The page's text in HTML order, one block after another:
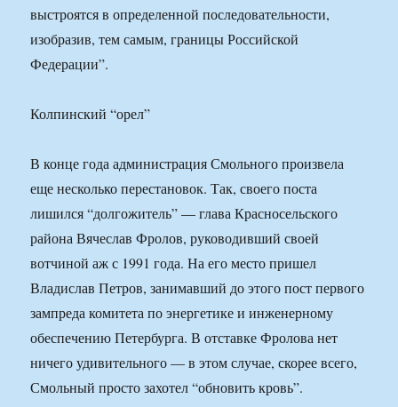
выстроятся в определенной последовательности,
изобразив, тем самым, границы Российской
Федерации”.
Колпинский “орел”
В конце года администрация Смольного произвела
еще несколько перестановок. Так, своего поста
лишился “долгожитель” — глава Красносельского
района Вячеслав Фролов, руководивший своей
вотчиной аж с 1991 года. На его место пришел
Владислав Петров, занимавший до этого пост первого
зампреда комитета по энергетике и инженерному
обеспечению Петербурга. В отставке Фролова нет
ничего удивительного — в этом случае, скорее всего,
Смольный просто захотел “обновить кровь”.